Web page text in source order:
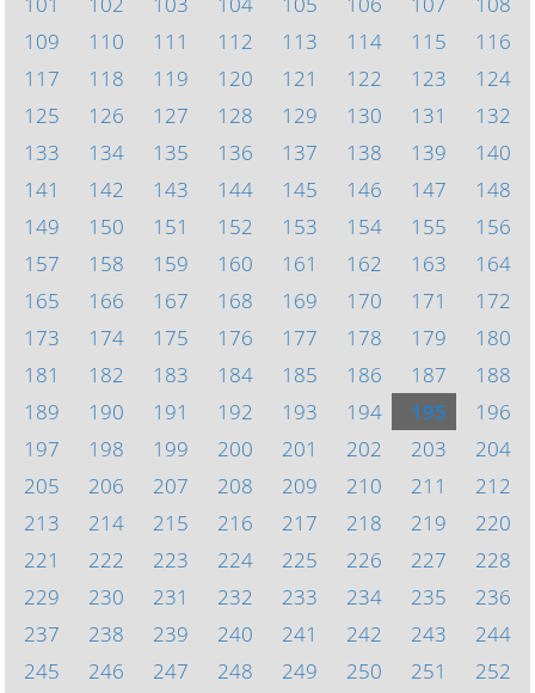
109
110 111 112 113 114 115
116
117
118 119 120 121 122 123
124
125
126 127 128 129 130 131
132
133
134 135 136 137 138 139
140
141
142 143 144 145 146 147
148
149
150 151 152 153 154 155
156
157
158 159 160 161 162 163
164
165
166 167 168 169 170 171
172
173
174 175 176 177 178 179
180
181
182 183 184 185 186 187
188
189
190 191 192 193 194 195
196
197
198 199 200 201 202 203
204
205
206 207 208 209 210 211
212
213
214 215 216 217 218 219
220
221
222 223 224 225 226 227
228
229
230 231 232 233 234 235
236
237
238 239 240 241 242 243
244
245
246 247 248 249 250 251
252